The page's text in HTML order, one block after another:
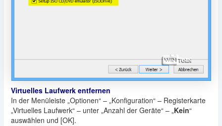
Virtuelles Laufwerk entfernen
In der Menüleiste „Optionen“ – „Konfiguration“ – Registerkarte
„Virtuelles Laufwerk“ – unter „Anzahl der Geräte“ – „Kein“
auswählen und [OK].